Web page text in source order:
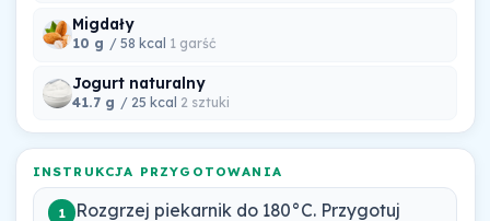
Migdały
10 g / 58 kcal 1 garść
Jogurt naturalny
41.7 g / 25 kcal 2 sztuki
INSTRUKCJA PRZYGOTOWANIA
1
Rozgrzej piekarnik do 180°C. Przygotuj